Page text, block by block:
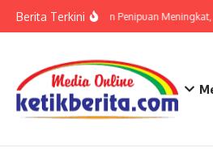
Berita TerkiniAncaman Penipuan Meningkat,